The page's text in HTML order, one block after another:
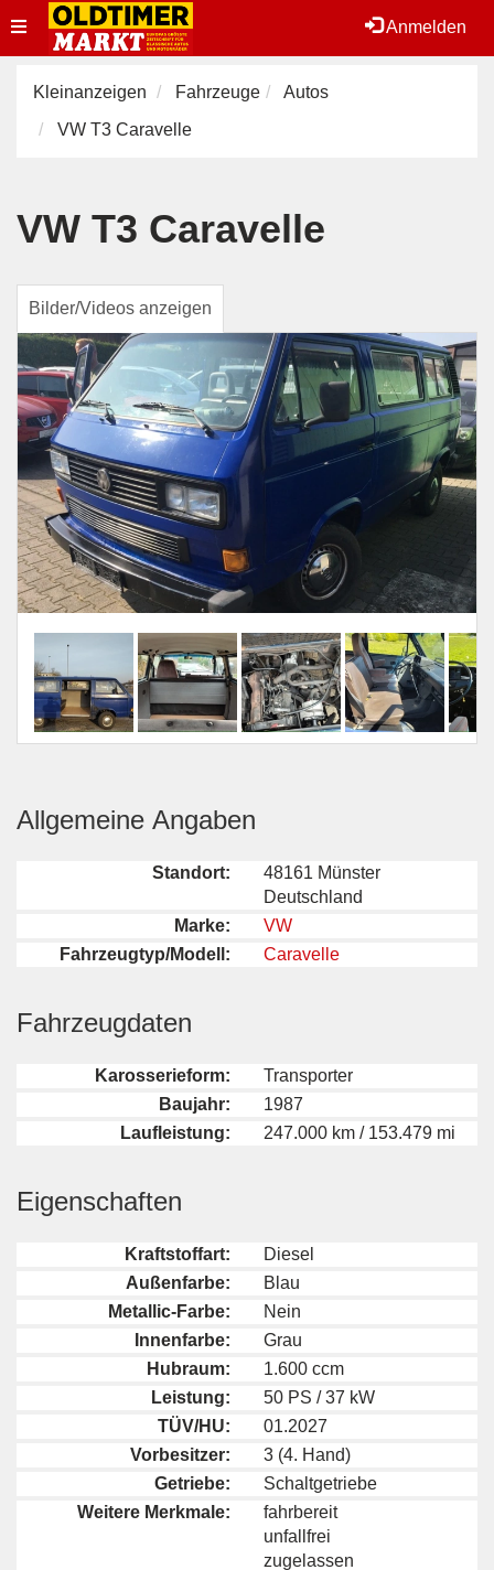
Anmelden
Toggle
navigation
Kleinanzeigen Fahrzeuge
Autos
VW T3 Caravelle
VW T3 Caravelle
Bilder/Videos anzeigen
Allgemeine Angaben
Standort:
48161 Münster
Deutschland
Marke:
VW
Fahrzeugtyp/Modell:
Caravelle
Fahrzeugdaten
Karosserieform:
Transporter
Baujahr:
1987
Laufleistung:
247.000 km / 153.479 mi
Eigenschaften
Kraftstoffart:
Diesel
Außenfarbe:
Blau
Metallic-Farbe:
Nein
Innenfarbe:
Grau
Hubraum:
1.600 ccm
Leistung:
50 PS / 37 kW
TÜV/HU:
01.2027
Vorbesitzer:
3 (4. Hand)
Getriebe:
Schaltgetriebe
Weitere Merkmale:
fahrbereit
unfallfrei
zugelassen